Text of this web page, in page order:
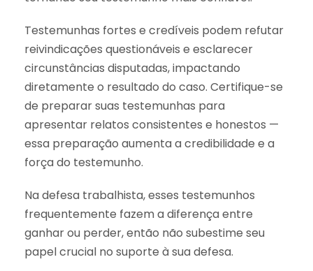
Testemunhas fortes e credíveis podem refutar
reivindicações questionáveis e esclarecer
circunstâncias disputadas, impactando
diretamente o resultado do caso. Certifique-se
de preparar suas testemunhas para
apresentar relatos consistentes e honestos —
essa preparação aumenta a credibilidade e a
força do testemunho.
Na defesa trabalhista, esses testemunhos
frequentemente fazem a diferença entre
ganhar ou perder, então não subestime seu
papel crucial no suporte à sua defesa.